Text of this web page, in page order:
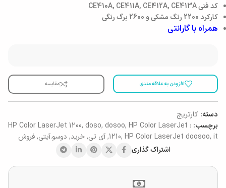
کد فنی CE410A, CE411A, CE412A, CE413A
کارکرد 2200 رنگ مشکی و 2600 برگ رنگی
همراه با گارانتی
افزودن به علاقه مندی مقایسه
دسته: کارتریج
برچسب: : HP Color LaserJet 1200
, doso, dosoo, HP Color LaserJet
1210, HP Color LaserJet doosoo, it
,آی تی,خرید, دوسو.آیتی,فروش
اشتراک گذاری